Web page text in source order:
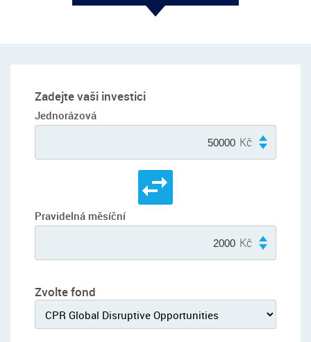
Zadejte vaši investici
Jednorázová
Kč
Pravidelná měsíční
Kč
Zvolte fond